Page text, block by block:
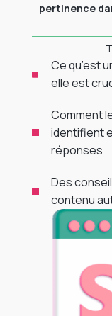
pertinence
Ce qu’est
elle est
Comment
identifient
réponses
Des
contenu